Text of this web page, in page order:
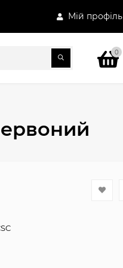
Мій профіль
0